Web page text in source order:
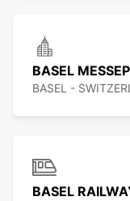
BASEL
BASEL -
BASEL